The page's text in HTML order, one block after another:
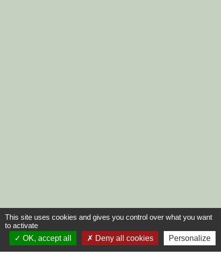
This site uses cookies and gives you control over what you want
to activate
OK, accept all
Deny all cookies Personalize